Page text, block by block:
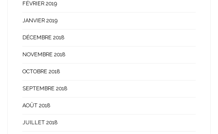
FÉVRIER 2019
JANVIER 2019
DÉCEMBRE 2018
NOVEMBRE 2018
OCTOBRE 2018
SEPTEMBRE 2018
AOÛT 2018
JUILLET 2018